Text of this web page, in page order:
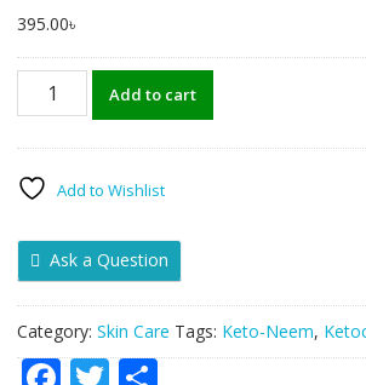
395.00৳
Ketoconazole
90g
Add to cart
Add to Wishlist
Ask a Question
Category: Skin Care Tags: Keto-Neem,